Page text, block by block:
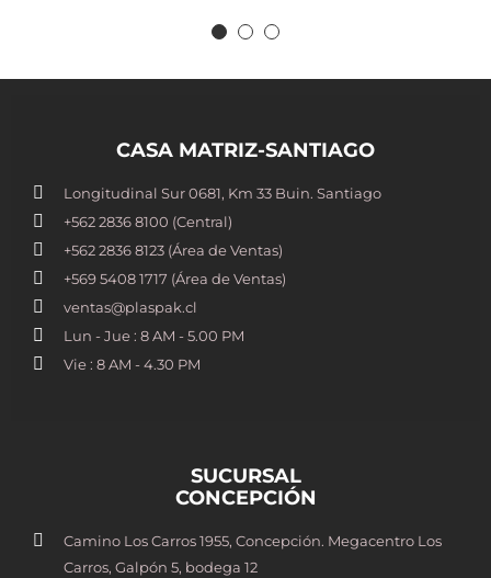
CASA MATRIZ-SANTIAGO
Longitudinal Sur 0681, Km 33 Buin. Santiago
+562 2836 8100​ (Central)
+562 2836 8123 (Área de Ventas)
+569 5408 1717 (Área de Ventas)
ventas@plaspak.cl
Lun - Jue : 8 AM - 5.00 PM
Vie : 8 AM - 4.30 PM
SUCURSAL
CONCEPCIÓN
Camino Los Carros 1955, Concepción. Megacentro Los
Carros, Galpón 5, bodega 12